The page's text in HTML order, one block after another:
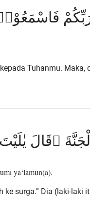
Tuhanmu. Maka,
ۗقَالَ
ya‘lamūn(a).
ke surga.” Dia (laki-laki